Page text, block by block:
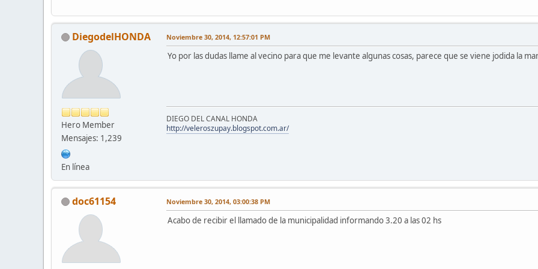
DiegodelHONDA
Hero Member
Mensajes: 1,239
En línea
Noviembre 30, 2014, 12:57:01 PM
Yo por las dudas llame al vecino para que me levante algunas cosas, parece que se viene jodida la
DIEGO DEL CANAL HONDA
http://veleroszupay.blogspot.com.ar/
doc61154 Noviembre 30, 2014, 03:00:38 PM
Acabo de recibir el llamado de la municipalidad informando 3.20 a las 02 hs